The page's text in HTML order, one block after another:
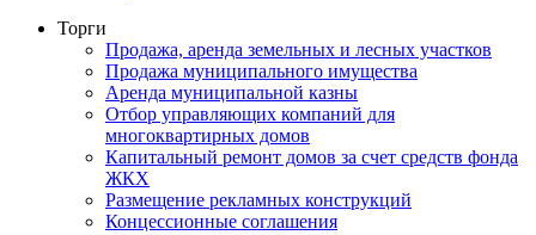
Торги
Продажа, аренда земельных и лесных участков
Продажа муниципального имущества
Аренда муниципальной казны
Отбор управляющих компаний для
многоквартирных домов
Капитальный ремонт домов за счет средств фонда
ЖКХ
Размещение рекламных конструкций
Концессионные соглашения